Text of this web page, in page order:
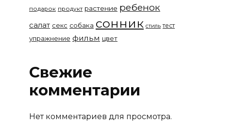
подарок продукт растение ребенок
салат секс собака сонник стиль тест
упражнение фильм цвет
Свежие
комментарии
Нет комментариев для просмотра.